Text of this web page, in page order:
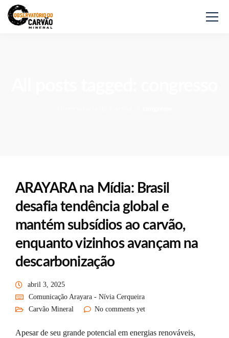
ARAYARA na Mídia: Brasil
desafia tendência global e
mantém subsídios ao carvão,
enquanto vizinhos avançam na
descarbonização
abril 3, 2025
Comunicação Arayara - Nívia Cerqueira
Carvão Mineral
No comments yet
Apesar de seu grande potencial em energias renováveis,